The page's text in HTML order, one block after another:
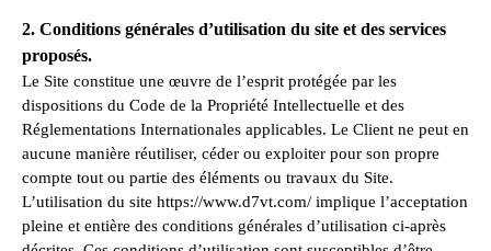
2. Conditions générales d’utilisation du site et des services
proposés.
Le Site constitue une œuvre de l’esprit protégée par les
dispositions du Code de la Propriété Intellectuelle et des
Réglementations Internationales applicables. Le Client ne peut en
aucune manière réutiliser, céder ou exploiter pour son propre
compte tout ou partie des éléments ou travaux du Site.
L’utilisation du site https://www.d7vt.com/ implique l’acceptation
pleine et entière des conditions générales d’utilisation ci-après